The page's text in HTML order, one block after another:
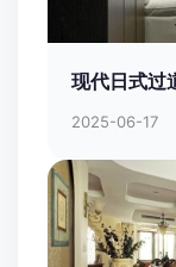
现代日式过
2025-06-17